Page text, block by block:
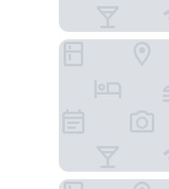
Vanda Villa Batu
Kusuma Agrowisata